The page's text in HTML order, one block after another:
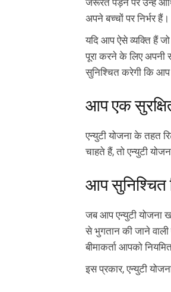
जरूरत पड़ने पर उन्हें
अपने बच्चों पर निर्भर हैं।
यदि आप ऐसे व्यक्ति हैं जो
पूरा करने के लिए अपनी
सुनिश्चित करेगी कि आप
आप एक
एन्युटी योजना के तहत
चाहते हैं, तो एन्युटी
आप सुनिश्चित
जब आप एन्युटी योजना
से भुगतान की जाने वाली
बीमाकर्ता आपको
इस प्रकार, एन्युटी